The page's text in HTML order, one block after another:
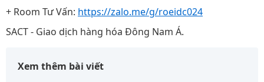
+ Room Tư Vấn: https://zalo.me/g/roeidc024
SACT - Giao dịch hàng hóa Đông Nam Á.
Xem thêm bài viết